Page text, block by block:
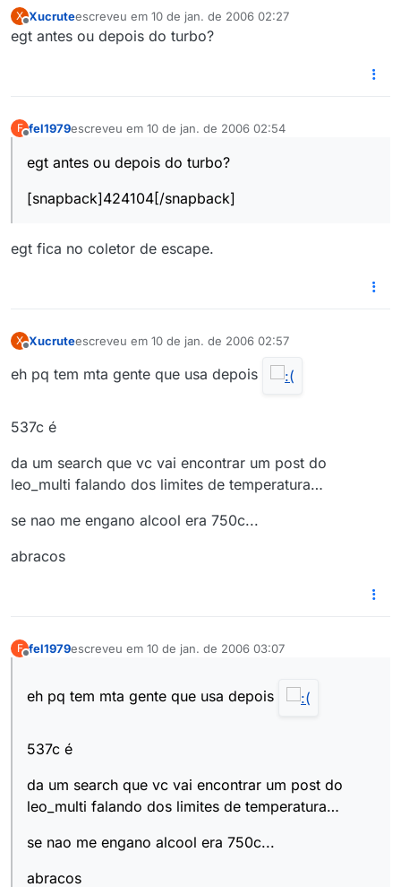
X
Offline
Xucruteescreveu em 10 de jan. de 2006 02:27
última edição por
egt antes ou depois do turbo?
F fel1979escreveu em 10 de jan. de 2006 02:54
última edição por
egt antes ou depois do turbo?
[snapback]424104[/snapback]
egt fica no coletor de escape.
X Xucruteescreveu em 10 de jan. de 2006 02:57
última edição por
eh pq tem mta gente que usa depois
537c é
da um search que vc vai encontrar um post do
leo_multi falando dos limites de temperatura…
se nao me engano alcool era 750c...
abracos
F fel1979escreveu em 10 de jan. de 2006 03:07
última edição por
eh pq tem mta gente que usa depois
537c é
da um search que vc vai encontrar um post do
leo_multi falando dos limites de temperatura…
se nao me engano alcool era 750c...
abracos